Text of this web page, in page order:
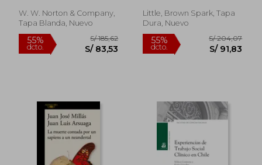
W. W. Norton & Company,
Tapa Blanda, Nuevo
Little, Brown Spark, Tapa
Dura, Nuevo